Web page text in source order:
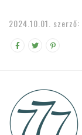
2024.10.01. szerző: